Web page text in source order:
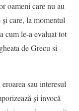
oameni care nu au
care, la momentul
cum le-a evaluat tot
de Grecu si
sau interesul
și invocă